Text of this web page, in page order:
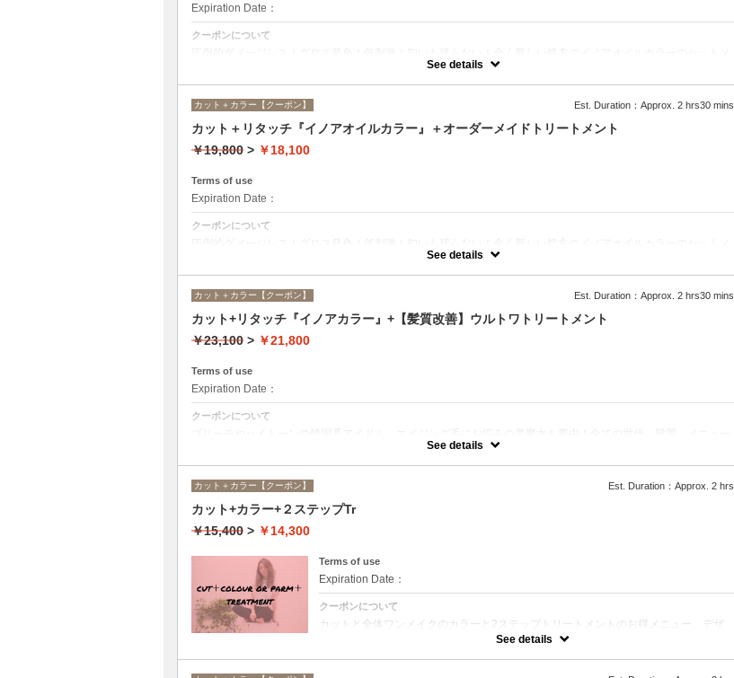
Expiration Date：
クーポンについて
See details
カット＋カラー【クーポン】 Est. Duration：Approx. 2 hrs30 mins
カット＋リタッチ『イノアオイルカラー』＋オーダーメイドトリートメント
￥19,800 > ￥18,100
Terms of use
Expiration Date：
クーポンについて
See details
カット＋カラー【クーポン】 Est. Duration：Approx. 2 hrs30 mins
カット+リタッチ『イノアカラー』+【髪質改善】ウルトワトリートメント
￥23,100 > ￥21,800
Terms of use
Expiration Date：
クーポンについて
ブリーチやハイトーンの韓国系アイドル、エイジング毛にお悩みの美魔女も夢中！全ての世代、髪質、メニュー
See details
カット＋カラー【クーポン】 Est. Duration：Approx. 2 hrs
カット+カラー+２ステップTr
￥15,400 > ￥14,300
Terms of use
Expiration Date：
クーポンについて
カットと全体ワンメイクのカラーと2ステップトリートメントのお得メニュー。デザ
インや髪の状態によってお薬を塗り分けます。シャンプー、ブロー込、ロング料金な
See details